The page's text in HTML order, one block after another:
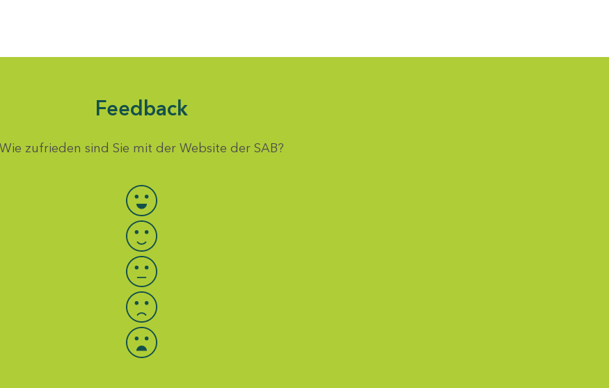
Feedback
Wie zufrieden sind Sie mit der Website der SAB?
Bewertung auswählen